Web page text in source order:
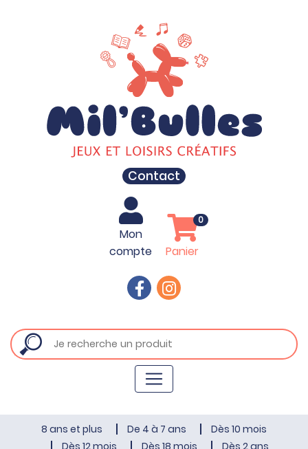
Contact
Mon
compte
Panier
0
8 ans et plus De 4 à 7 ans
Dès 10 mois